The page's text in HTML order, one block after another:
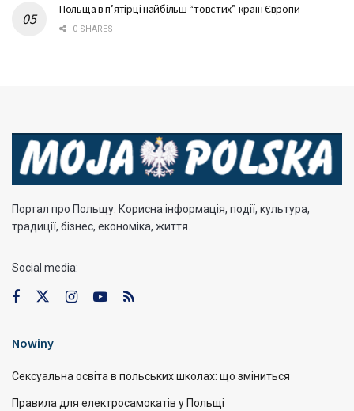
Польща в п’ятірці найбільш “товстих” країн Європи
0 SHARES
Портал про Польщу. Корисна інформація, події, культура,
традиції, бізнес, економіка, життя.
Social media:
Nowiny
Сексуальна освіта в польських школах: що зміниться
Правила для електросамокатів у Польщі